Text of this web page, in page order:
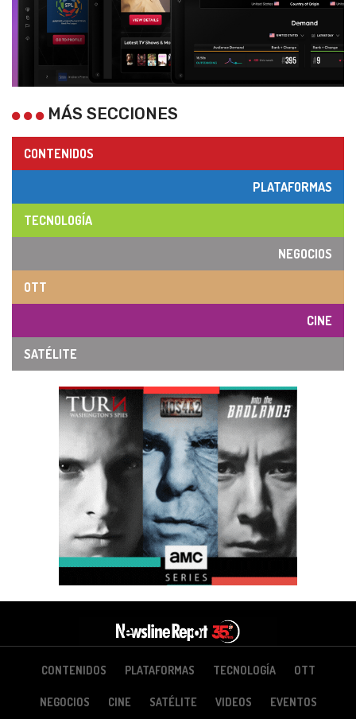
MÁS SECCIONES
CONTENIDOS
PLATAFORMAS
TECNOLOGÍA
NEGOCIOS
OTT
CINE
SATÉLITE
CONTENIDOS PLATAFORMAS TECNOLOGÍA OTT
NEGOCIOS CINE SATÉLITE VIDEOS EVENTOS